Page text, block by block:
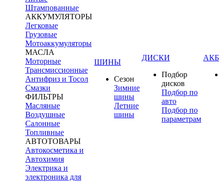
Штампованные
АККУМУЛЯТОРЫ
Легковые
Грузовые
Мотоаккумуляторы
МАСЛА
Моторные
Трансмиссионные
Антифриз и Тосол
Смазки
ФИЛЬТРЫ
Масляные
Воздушные
Салонные
Топливные
АВТОТОВАРЫ
Автокосметика и
Автохимия
Электрика и
электроника для
ШИНЫ
Сезон
Зимние
шины
Летние
шины
ДИСКИ
Подбор
дисков
Подбор по
авто
Подбор по
параметрам
АКБ